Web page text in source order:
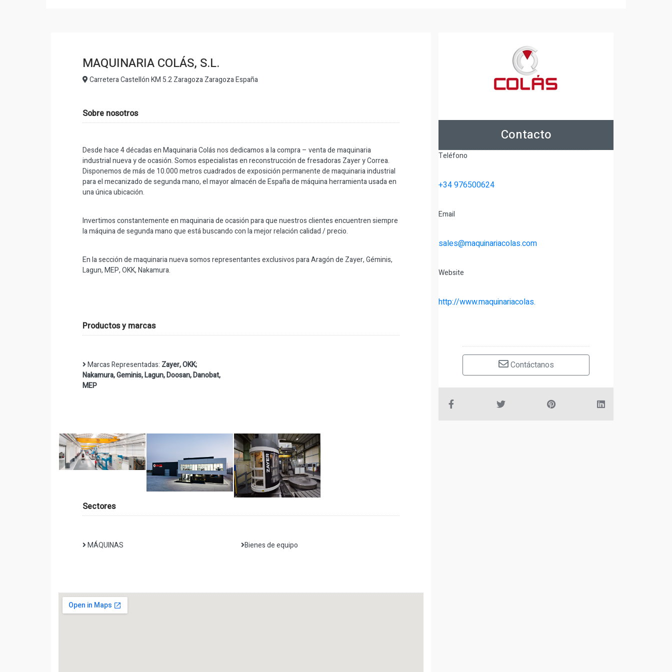
MAQUINARIA COLÁS, S.L.
Carretera Castellón KM 5.2 Zaragoza Zaragoza España
Sobre nosotros
Desde hace 4 décadas en Maquinaria Colás nos dedicamos a la compra – venta de maquinaria
industrial nueva y de ocasión. Somos especialistas en reconstrucción de fresadoras Zayer y Correa.
Disponemos de más de 10.000 metros cuadrados de exposición permanente de maquinaria industrial
para el mecanizado de segunda mano, el mayor almacén de España de máquina herramienta usada en
una única ubicación.
Invertimos constantemente en maquinaria de ocasión para que nuestros clientes encuentren siempre
la máquina de segunda mano que está buscando con la mejor relación calidad / precio.
En la sección de maquinaria nueva somos representantes exclusivos para Aragón de Zayer, Géminis,
Lagun, MEP, OKK, Nakamura.
Productos y marcas
Marcas Representadas: Zayer, OKK;
Nakamura, Geminis, Lagun, Doosan, Danobat,
MEP
Sectores
MÁQUINAS Bienes de equipo
Contacto
Teléfono
+34 976500624
Email
sales@maquinariacolas.com
Website
http://www.maquinariacolas.
Contáctanos